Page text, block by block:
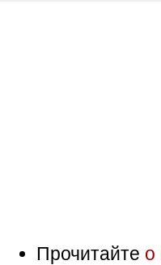
Прочитайте о